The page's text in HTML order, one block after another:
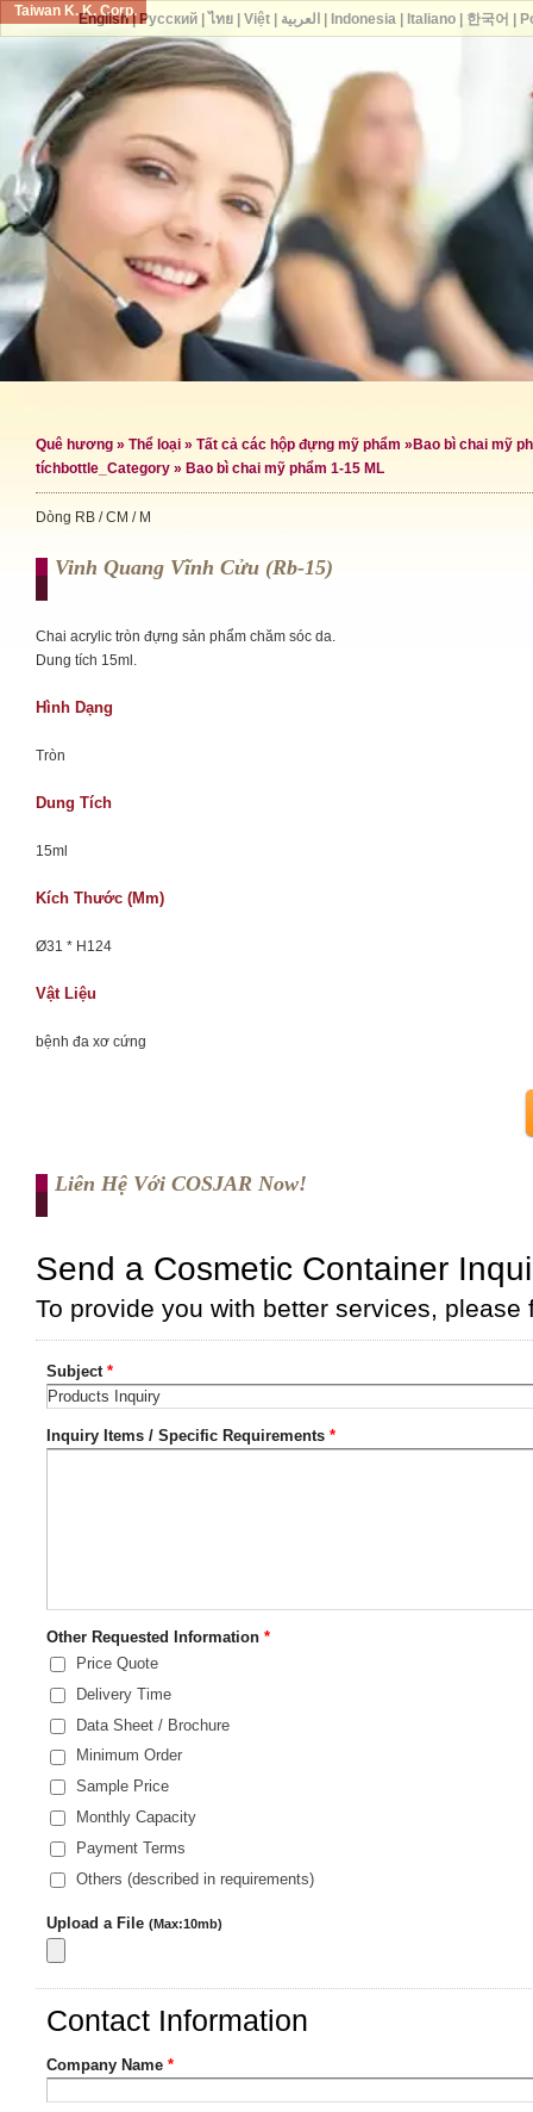
Taiwan K. K. Corp.
Quê hương » Thể loại » Tất cả các hộp đựng mỹ phẩm » Bao bì chai mỹ
tíchbottle_Category » Bao bì chai mỹ phẩm 1-15 ML
Dòng RB / CM / M
Vinh Quang Vĩnh Cửu (rb-15)
Chai acrylic tròn đựng sản phẩm chăm sóc da.
Dung tích 15ml.
Hình Dạng
Tròn
Dung Tích
15ml
Kích Thước (mm)
Ø31 * H124
Vật Liệu
bệnh đa xơ cứng
Liên Hệ Với COSJAR Now!
English| Русский| ไทย| Việt| العربية Indonesia| Italiano| 한국어